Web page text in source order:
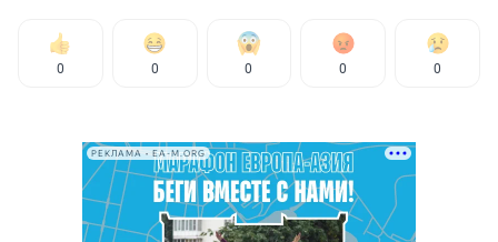
0 0 0 0 0
РЕКЛАМА • EA-M.ORG